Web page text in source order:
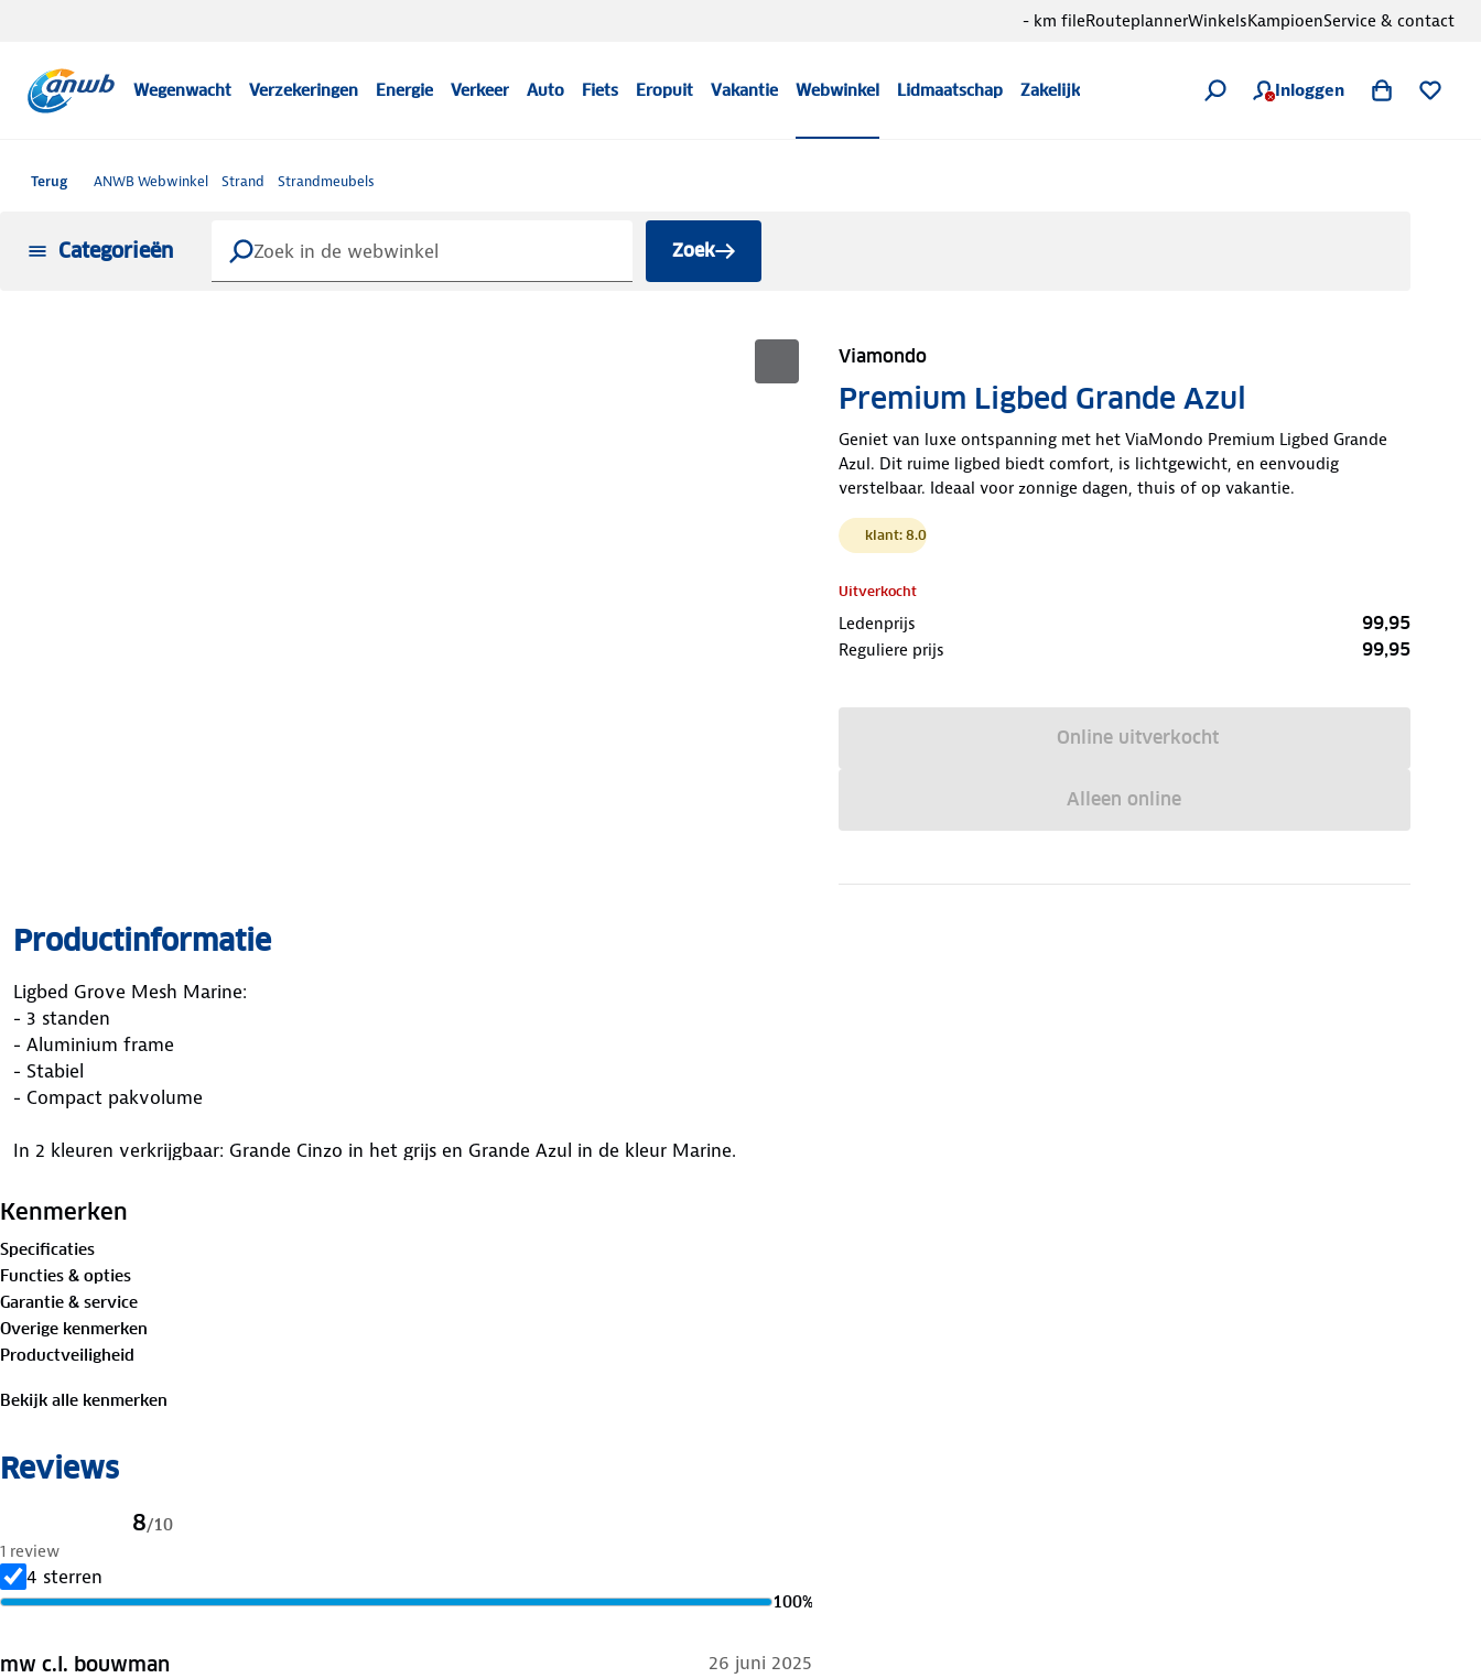
Wegenwacht Verzekeringen Energie Verkeer Auto Fiets Eropuit Vakantie Webwinkel Lidmaatschap Zakelijk Inloggen
- km fileRouteplannerWinkelsKampioenService & contact
Terug ANWB Webwinkel Strand Strandmeubels
Categorieën Zoek
Viamondo
Premium Ligbed Grande Azul
Geniet van luxe ontspanning met het ViaMondo Premium Ligbed Grande
Azul. Dit ruime ligbed biedt comfort, is lichtgewicht, en eenvoudig
verstelbaar. Ideaal voor zonnige dagen, thuis of op vakantie.
klant: 8.0
Uitverkocht
Ledenprijs 99,95
Reguliere prijs 99,95
Online uitverkocht
Alleen online
Productinformatie
Ligbed Grove Mesh Marine:
- 3 standen
- Aluminium frame
- Stabiel
- Compact pakvolume
In 2 kleuren verkrijgbaar: Grande Cinzo in het grijs en Grande Azul in de kleur Marine.
Kenmerken
Specificaties
Functies & opties
Garantie & service
Overige kenmerken
Productveiligheid
Bekijk alle kenmerken
Reviews
8/10
1 review
4 sterren
100%
mw c.l. bouwman 26 juni 2025